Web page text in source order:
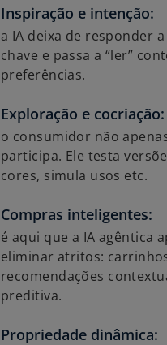
Inspiração e intenção:
a IA deixa de responder
chave e passa a “ler”
preferências.
Exploração e cocriação:
o consumidor não
participa. Ele testa
cores, simula usos etc.
Compras inteligentes:
é aqui que a IA agêntica
eliminar atritos:
recomendações
preditiva.
Propriedade dinâmica: